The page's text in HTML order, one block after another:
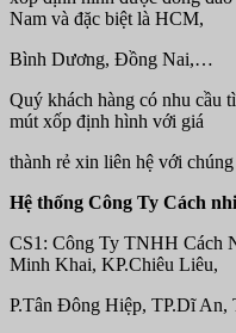
Nam và đặc biệt là HCM,
Bình Dương, Đồng Nai,…
Quý khách hàng có nhu cầu
mút xốp định hình với giá
thành rẻ xin liên hệ với
Hệ thống Công Ty Cách
CS1: Công Ty TNHH Cách
Minh Khai, KP.Chiêu Liêu,
P.Tân Đông Hiệp, TP.Dĩ An,